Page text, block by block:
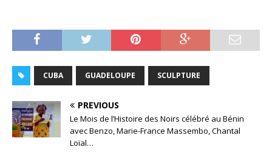
CUBA GUADELOUPE SCULPTURE
PREVIOUS
Le Mois de l’Histoire des Noirs célébré au Bénin
avec Benzo, Marie-France Massembo, Chantal
Loïal…